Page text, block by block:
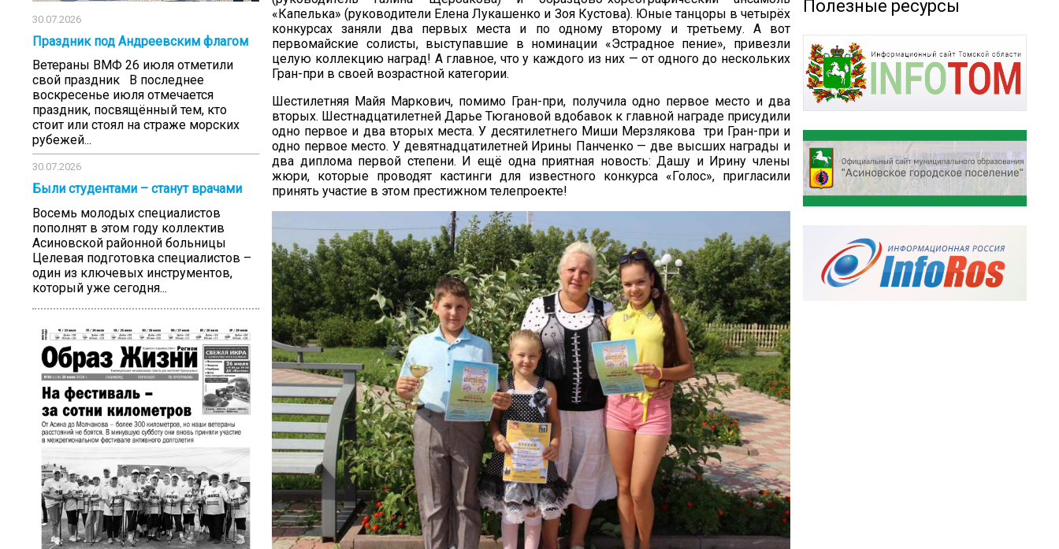
30.07.2026
Праздник под Андреевским флагом
Ветераны ВМФ 26 июля отметили
свой праздник В последнее
воскресенье июля отмечается
праздник, посвящённый тем, кто
стоит или стоял на страже морских
рубежей...
30.07.2026
Были студентами – станут врачами
Восемь молодых специалистов
пополнят в этом году коллектив
Асиновской районной больницы
Целевая подготовка специалистов –
один из ключевых инструментов,
который уже сегодня...
«Капелька» (руководители Елена Лукашенко и Зоя Кустова). Юные танцоры в четырёх
конкурсах заняли два первых места и по одному второму и третьему. А вот
первомайские солисты, выступавшие в номинации «Эстрадное пение», привезли
целую коллекцию наград! А главное, что у каждого из них — от одного до нескольких
Гран-при в своей возрастной категории.
Шестилетняя Майя Маркович, помимо Гран-при, получила одно первое место и два
вторых. Шестнадцатилетней Дарье Тюгановой вдобавок к главной награде присудили
одно первое и два вторых места. У десятилетнего Миши Мерзлякова три Гран-при и
одно первое место. У девятнадцатилетней Ирины Панченко — две высших награды и
два диплома первой степени. И ещё одна приятная новость: Дашу и Ирину члены
жюри, которые проводят кастинги для известного конкурса «Голос», пригласили
принять участие в этом престижном телепроекте!
Полезные ресурсы